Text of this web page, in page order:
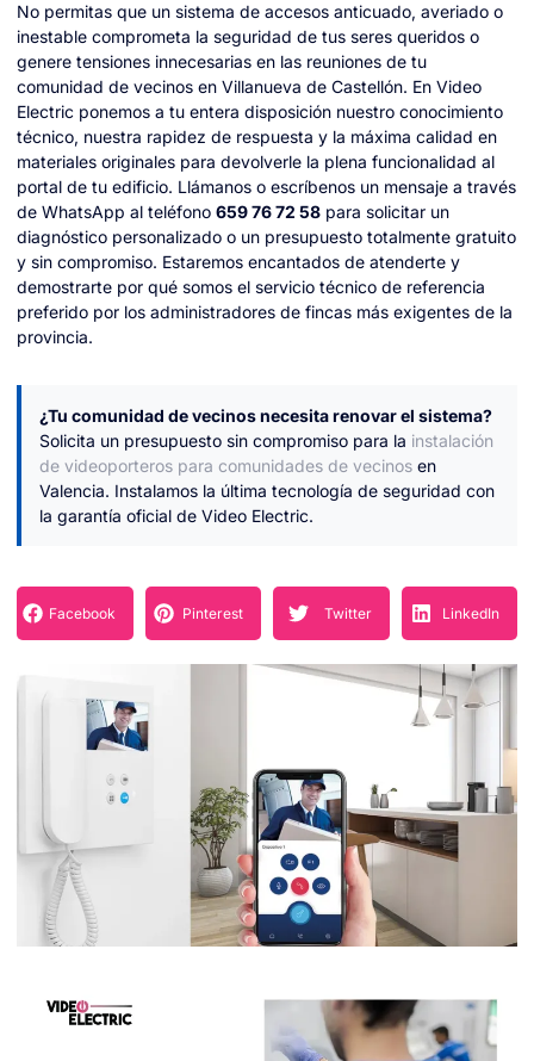
No permitas que un sistema de accesos anticuado, averiado o
inestable comprometa la seguridad de tus seres queridos o
genere tensiones innecesarias en las reuniones de tu
comunidad de vecinos en Villanueva de Castellón. En Video
Electric ponemos a tu entera disposición nuestro conocimiento
técnico, nuestra rapidez de respuesta y la máxima calidad en
materiales originales para devolverle la plena funcionalidad al
portal de tu edificio. Llámanos o escríbenos un mensaje a través
de WhatsApp al teléfono 659 76 72 58 para solicitar un
diagnóstico personalizado o un presupuesto totalmente gratuito
y sin compromiso. Estaremos encantados de atenderte y
demostrarte por qué somos el servicio técnico de referencia
preferido por los administradores de fincas más exigentes de la
provincia.
¿Tu comunidad de vecinos necesita renovar el sistema?
Solicita un presupuesto sin compromiso para la instalación
de videoporteros para comunidades de vecinos en
Valencia. Instalamos la última tecnología de seguridad con
la garantía oficial de Video Electric.
Facebook Pinterest Twitter LinkedIn